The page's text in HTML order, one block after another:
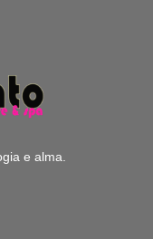
e alma.